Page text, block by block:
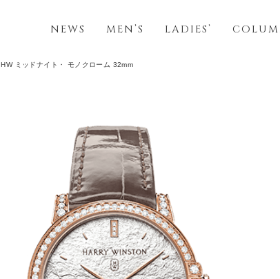
NEWS MEN’S LADIES’
HW ミッドナイト・ モノクローム 32mm